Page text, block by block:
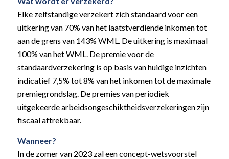
Elke zelfstandige verzekert zich standaard voor een
uitkering van 70% van het laatstverdiende inkomen tot
aan de grens van 143% WML. De uitkering is maximaal
100% van het WML. De premie voor de
standaardverzekering is op basis van huidige inzichten
indicatief 7,5% tot 8% van het inkomen tot de maximale
premiegrondslag. De premies van periodiek
uitgekeerde arbeidsongeschiktheidsverzekeringen zijn
fiscaal aftrekbaar.
Wanneer?
In de zomer van 2023 zal een concept-wetsvoorstel